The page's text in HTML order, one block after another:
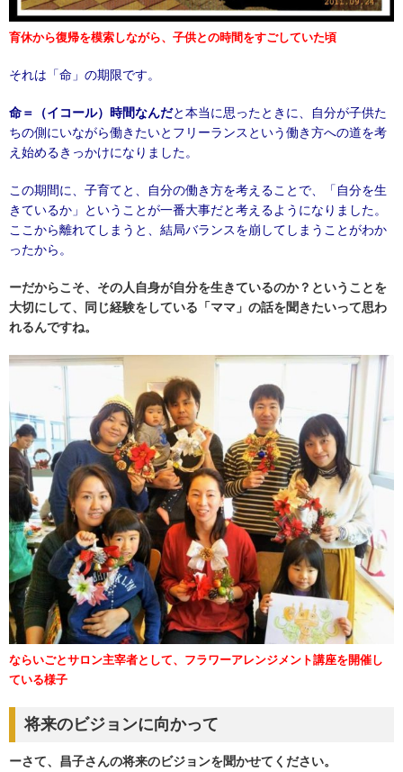
育休から復帰を模索しながら、子供との時間をすごしていた頃
それは「命」の期限です。
命＝（イコール）時間なんだと本当に思ったときに、自分が子供た
ちの側にいながら働きたいとフリーランスという働き方への道を考
え始めるきっかけになりました。
この期間に、子育てと、自分の働き方を考えることで、「自分を生
きているか」ということが一番大事だと考えるようになりました。
ここから離れてしまうと、結局バランスを崩してしまうことがわか
ったから。
ーだからこそ、その人自身が自分を生きているのか？ということを
大切にして、同じ経験をしている「ママ」の話を聞きたいって思わ
れるんですね。
ならいごとサロン主宰者として、フラワーアレンジメント講座を開催し
ている様子
将来のビジョンに向かって
ーさて、昌子さんの将来のビジョンを聞かせてください。